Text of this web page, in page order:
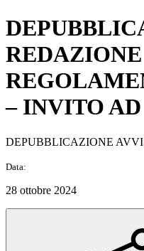
– INVITO AD
DEPUBBLICAZIONE
Data:
28 ottobre 2024